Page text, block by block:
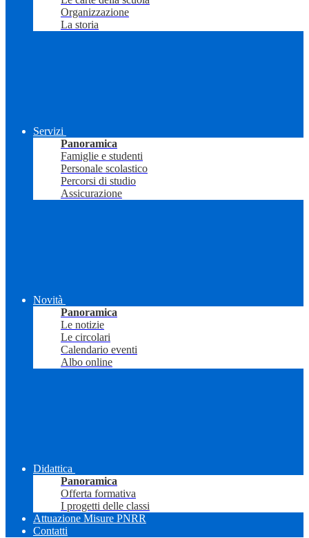
Organizzazione
La storia
Servizi
Panoramica
Famiglie e studenti
Personale scolastico
Percorsi di studio
Assicurazione
Novità
Panoramica
Le notizie
Le circolari
Calendario eventi
Albo online
Didattica
Panoramica
Offerta formativa
I progetti delle classi
Attuazione Misure PNRR
Contatti